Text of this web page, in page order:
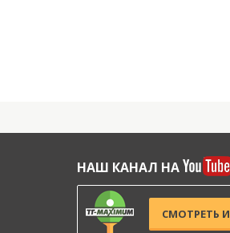
НАШ КАНАЛ НА
СМОТРЕТЬ